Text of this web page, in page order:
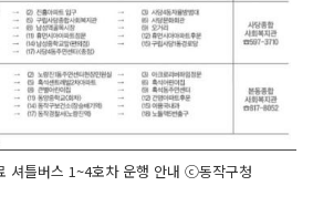
셔틀버스 1~4호차 운행 안내 ⓒ동작구청